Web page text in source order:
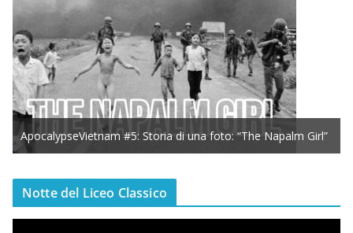
ApocalypseVietnam #5: Storia di una foto: “The Napalm Girl”
Notte del Liceo Classico